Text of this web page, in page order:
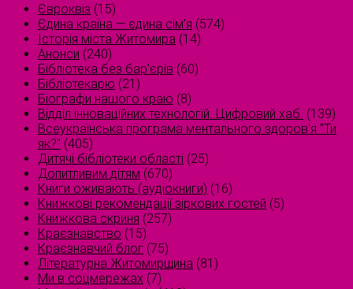
Євроквіз (15)
Єдина країна — єдина сім’я (574)
Історія міста Житомира (14)
Анонси (240)
Бібліотека без бар'єрів (60)
Бібліотекарю (21)
Біографи нашого краю (8)
Відділ інноваційних технологій. Цифровий хаб. (139)
Всеукраїнська програма ментального здоров'я "Ти
як?" (405)
Дитячі бібліотеки області (25)
Допитливим дітям (670)
Книги оживають (аудіокниги) (16)
Книжкові рекомендації зіркових гостей (5)
Книжкова скриня (257)
Краєзнавство (15)
Краєзнавчий блог (75)
Літературна Житомирщина (81)
Ми в соцмережах (7)